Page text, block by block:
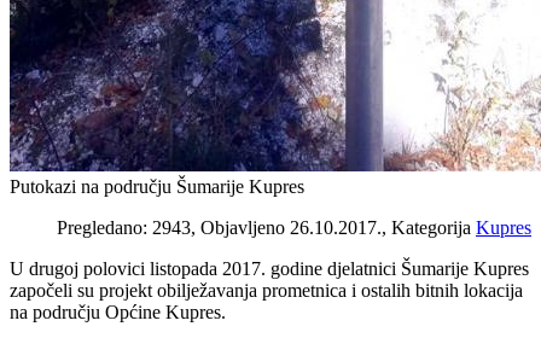
Putokazi na području Šumarije Kupres
Pregledano: 2943, Objavljeno 26.10.2017., Kategorija Kupres
U drugoj polovici listopada 2017. godine djelatnici Šumarije Kupres
započeli su projekt obilježavanja prometnica i ostalih bitnih lokacija
na području Općine Kupres.